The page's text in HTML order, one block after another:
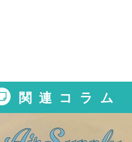
関連コラム